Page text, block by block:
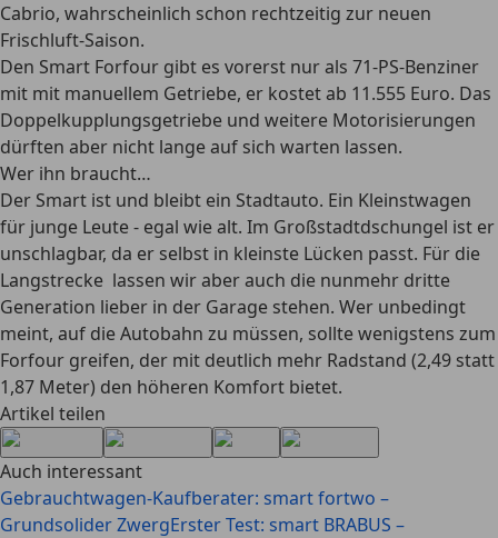
Cabrio, wahrscheinlich schon rechtzeitig zur neuen
Frischluft-Saison.
Den Smart Forfour gibt es vorerst nur als 71-PS-Benziner
mit mit manuellem Getriebe, er kostet ab 11.555 Euro. Das
Doppelkupplungsgetriebe und weitere Motorisierungen
dürften aber nicht lange auf sich warten lassen.
Wer ihn braucht…
Der Smart ist und bleibt ein Stadtauto. Ein Kleinstwagen
für junge Leute - egal wie alt. Im Großstadtdschungel ist er
unschlagbar, da er selbst in kleinste Lücken passt. Für die
Langstrecke lassen wir aber auch die nunmehr dritte
Generation lieber in der Garage stehen. Wer unbedingt
meint, auf die Autobahn zu müssen, sollte wenigstens zum
Forfour greifen, der mit deutlich mehr Radstand (2,49 statt
1,87 Meter) den höheren Komfort bietet.
Artikel teilen
Auch interessant
Gebrauchtwagen-Kaufberater: smart fortwo –
Grundsolider ZwergErster Test: smart BRABUS –